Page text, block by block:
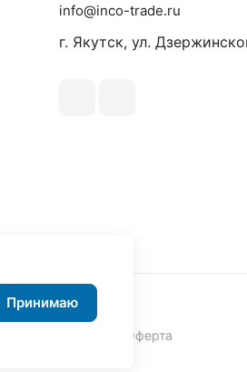
info@inco-trade.ru
г. Якутск, ул.
Оферта
Принимаю